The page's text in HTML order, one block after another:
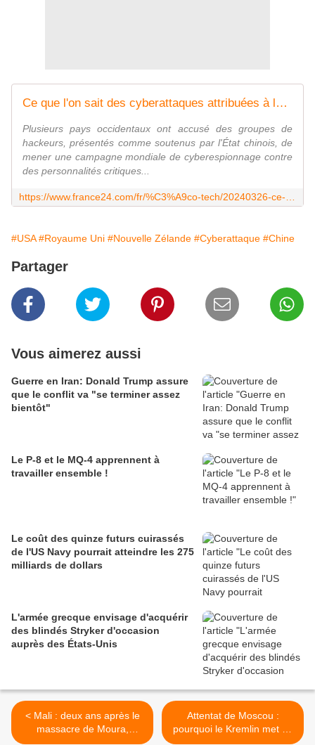
Ce que l'on sait des cyberattaques attribuées à la Chine par des pays occidentaux
Plusieurs pays occidentaux ont accusé des groupes de
hackeurs, présentés comme soutenus par l'État chinois, de
mener une campagne mondiale de cyberespionnage contre
des personnalités critiques...
#USA #Royaume Uni #Nouvelle Zélande #Cyberattaque #Chine
Partager
Vous aimerez aussi
Guerre en Iran: Donald Trump assure
que le conflit va "se terminer assez
bientôt"
Le P-8 et le MQ-4 apprennent à
travailler ensemble !
Le coût des quinze futurs cuirassés
de l'US Navy pourrait atteindre les 275
milliards de dollars
L'armée grecque envisage d'acquérir
des blindés Stryker d'occasion
auprès des États-Unis
< Mali : deux ans après le
massacre de Moura,
l'impunité est totale et
Attentat de Moscou :
pourquoi le Kremlin met en
scène sa brutalité contre les